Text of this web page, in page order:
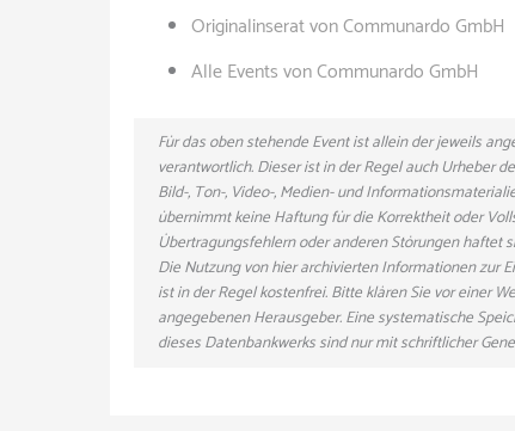
Originalinserat von Communardo GmbH
Alle Events von Communardo GmbH
Für das oben stehende Event ist allein der jeweils
verantwortlich. Dieser ist in der Regel auch Urheber
Bild-, Ton-, Video-, Medien- und
übernimmt keine Haftung für die Korrektheit oder
Übertragungsfehlern oder anderen Störungen haftet
Die Nutzung von hier archivierten Informationen zur
ist in der Regel kostenfrei. Bitte klären Sie vor einer
angegebenen Herausgeber. Eine systematische
dieses Datenbankwerks sind nur mit schriftlicher